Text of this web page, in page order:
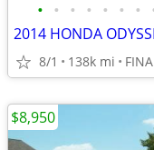
• • • • • • •
2014 HONDA
8/1 138k mi
$8,950